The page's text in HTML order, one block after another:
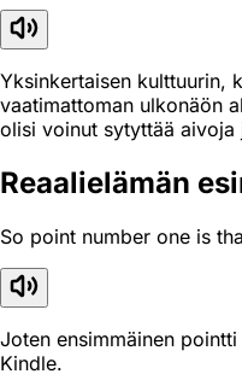
Yksinkertaisen kulttuurin,
vaatimattoman ulkonäön
olisi voinut sytyttää
Reaali­elämän
So point number one is
Joten ensimmäinen
Kindle.